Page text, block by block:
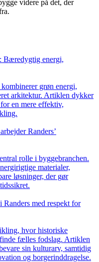
videre på det, der
Bæredygtig energi,
grøn energi,
arkitektur. Artiklen dykker
en mere effektiv,
Randers’
rolle i byggebranchen.
materialer,
løsninger, der gør
med respekt for
hvor historiske
fælles fodslag. Artiklen
sin kulturarv, samtidig
og borgerinddragelse.